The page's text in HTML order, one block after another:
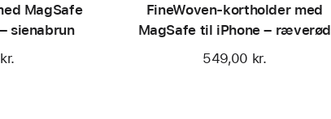
MagSafe
sienabrun
FineWoven-kortholder med
MagSafe til iPhone – ræverød
549,00 kr.